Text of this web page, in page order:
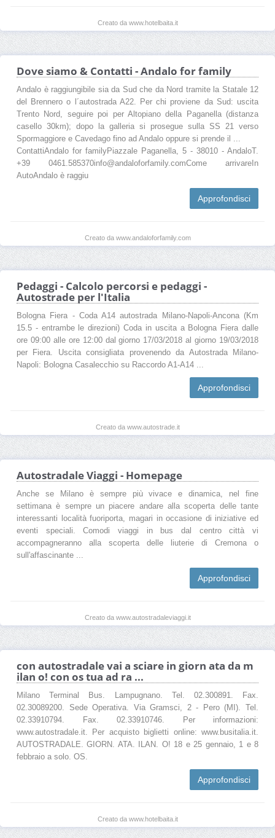
Creato da www.hotelbaita.it
Dove siamo & Contatti - Andalo for family
Andalo è raggiungibile sia da Sud che da Nord tramite la Statale 12
del Brennero o l´autostrada A22. Per chi proviene da Sud: uscita
Trento Nord, seguire poi per Altopiano della Paganella (distanza
casello 30km); dopo la galleria si prosegue sulla SS 21 verso
Spormaggiore e Cavedago fino ad Andalo oppure si prende il ...
ContattiAndalo for familyPiazzale Paganella, 5 - 38010 - AndaloT.
+39 0461.585370info@andaloforfamily.comCome arrivareIn
AutoAndalo è raggiu
Approfondisci
Creato da www.andaloforfamily.com
Pedaggi - Calcolo percorsi e pedaggi -
Autostrade per l'Italia
Bologna Fiera - Coda A14 autostrada Milano-Napoli-Ancona (Km
15.5 - entrambe le direzioni) Coda in uscita a Bologna Fiera dalle
ore 09:00 alle ore 12:00 dal giorno 17/03/2018 al giorno 19/03/2018
per Fiera. Uscita consigliata provenendo da Autostrada Milano-
Napoli: Bologna Casalecchio su Raccordo A1-A14 ...
Approfondisci
Creato da www.autostrade.it
Autostradale Viaggi - Homepage
Anche se Milano è sempre più vivace e dinamica, nel fine
settimana è sempre un piacere andare alla scoperta delle tante
interessanti località fuoriporta, magari in occasione di iniziative ed
eventi speciali. Comodi viaggi in bus dal centro città vi
accompagneranno alla scoperta delle liuterie di Cremona o
sull'affascinante ...
Approfondisci
Creato da www.autostradaleviaggi.it
con autostradale vai a sciare in giorn ata da m
ilan o! con os tua ad ra ...
Milano Terminal Bus. Lampugnano. Tel. 02.300891. Fax.
02.30089200. Sede Operativa. Via Gramsci, 2 - Pero (MI). Tel.
02.33910794. Fax. 02.33910746. Per informazioni:
www.autostradale.it. Per acquisto biglietti online: www.busitalia.it.
AUTOSTRADALE. GIORN. ATA. ILAN. O! 18 e 25 gennaio, 1 e 8
febbraio a solo. OS.
Approfondisci
Creato da www.hotelbaita.it